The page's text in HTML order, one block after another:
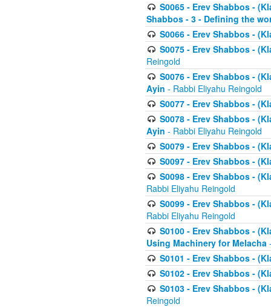
S0065 - Erev Shabbos -
Shabbos - 3 - Defining the
S0066 - Erev Shabbos -
S0075 - Erev Shabbos -
Reingold
S0076 - Erev Shabbos -
Ayin - Rabbi Eliyahu Reingold
S0077 - Erev Shabbos -
S0078 - Erev Shabbos -
Ayin - Rabbi Eliyahu Reingold
S0079 - Erev Shabbos -
S0097 - Erev Shabbos -
S0098 - Erev Shabbos -
Rabbi Eliyahu Reingold
S0099 - Erev Shabbos -
Rabbi Eliyahu Reingold
S0100 - Erev Shabbos -
Using Machinery for Melacha
S0101 - Erev Shabbos -
S0102 - Erev Shabbos -
S0103 - Erev Shabbos -
Reingold